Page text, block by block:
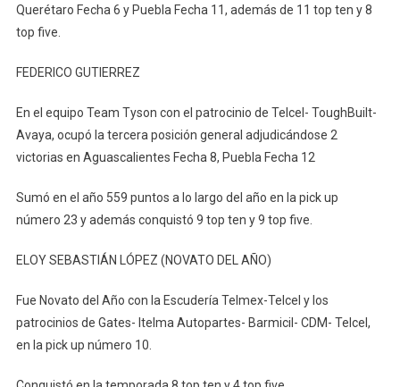
Querétaro Fecha 6 y Puebla Fecha 11, además de 11 top ten y 8
top five.
FEDERICO GUTIERREZ
En el equipo Team Tyson con el patrocinio de Telcel- ToughBuilt-
Avaya, ocupó la tercera posición general adjudicándose 2
victorias en Aguascalientes Fecha 8, Puebla Fecha 12
Sumó en el año 559 puntos a lo largo del año en la pick up
número 23 y además conquistó 9 top ten y 9 top five.
ELOY SEBASTIÁN LÓPEZ (NOVATO DEL AÑO)
Fue Novato del Año con la Escudería Telmex-Telcel y los
patrocinios de Gates- Itelma Autopartes- Barmicil- CDM- Telcel,
en la pick up número 10.